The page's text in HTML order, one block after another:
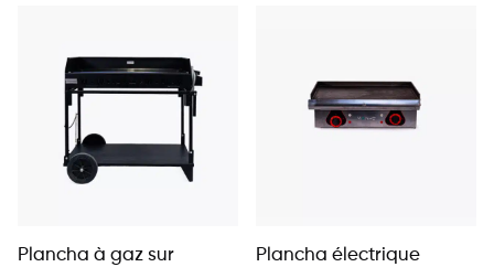
Plancha à gaz sur
Plancha électrique